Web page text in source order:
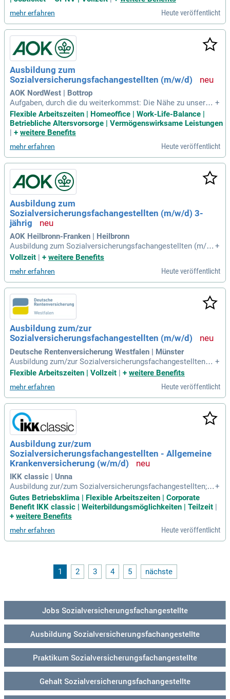
uf Ihre spätere Arbeit
mehr erfahren Heute veröffentlicht
Ausbildung zum
Sozialversicherungsfachangestellten (m/w/d)
AOK NordWest | Bottrop
Aufgaben, durch die du weiterkommst: Die Nähe zu unseren
Kundinnen und Kunden zeichnet die Arbeit der Sozialversich
erungsfachangestellten aus, daher gehört die Kundenberatu
ng zu deinen Hauptaufgaben.
+
Flexible Arbeitszeiten | Homeoffice | Work-Life-Balance |
Betriebliche Altersvorsorge | Vermögenswirksame Leistungen
| + weitere Benefits
mehr erfahren Heute veröffentlicht
Ausbildung zum
Sozialversicherungsfachangestellten (m/w/d) 3-
jährig
AOK Heilbronn-Franken | Heilbronn
Ausbildung zum Sozialversicherungsfachangestellten (m/w/
d) 3-jährig: Willkommen bei der Gesundheitskasse – einer s
n!
+
Vollzeit
+ weitere Benefits
mehr erfahren Heute veröffentlicht
Ausbildung zum/zur
Sozialversicherungsfachangestellten (m/w/d)
Deutsche Rentenversicherung Westfalen | Münster
Ausbildung zum/zur Sozialversicherungsfachangestellten
(m/w/d): Das musst du wissen: Dauer der Ausbildung: 3 Jah
s; deine Ausbildungsvergütung: 1.
+
Flexible Arbeitszeiten | Vollzeit | + weitere Benefits
mehr erfahren Heute veröffentlicht
Ausbildung zur/zum
Sozialversicherungsfachangestellten - Allgemeine
Krankenversicherung (w/m/d)
IKK classic | Unna
Ausbildung zur/zum Sozialversicherungsfachangestellten; A
llgemeine Krankenversicherung (w/m/d): Das bringen Sie mi
t: Sie haben einen Realschulabschluss und idealerweise min
destens die Note 2 in Mathematik oder Deutsch oder stehe
+
Gutes Betriebsklima | Flexible Arbeitszeiten | Corporate
Benefit IKK classic | Weiterbildungsmöglichkeiten | Teilzeit |
+ weitere Benefits
mehr erfahren Heute veröffentlicht
1 2 3 4 5 nächste
Jobs Sozialversicherungsfachangestellte
Ausbildung Sozialversicherungsfachangestellte
Praktikum Sozialversicherungsfachangestellte
Gehalt Sozialversicherungsfachangestellte